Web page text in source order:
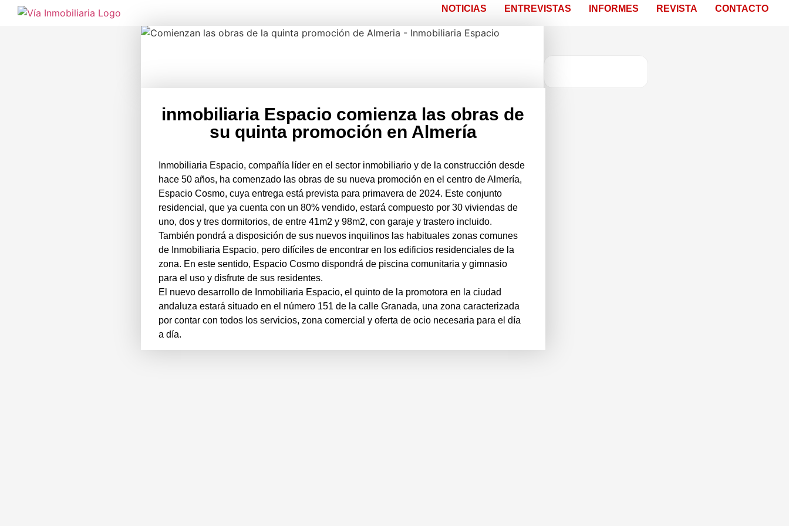
NOTICIAS ENTREVISTAS INFORMES REVISTA CONTACTO
inmobiliaria Espacio comienza las obras de
su quinta promoción en Almería
Inmobiliaria Espacio, compañía líder en el sector inmobiliario y de la construcción desde
hace 50 años, ha comenzado las obras de su nueva promoción en el centro de Almería,
Espacio Cosmo, cuya entrega está prevista para primavera de 2024. Este conjunto
residencial, que ya cuenta con un 80% vendido, estará compuesto por 30 viviendas de
uno, dos y tres dormitorios, de entre 41m2 y 98m2, con garaje y trastero incluido.
También pondrá a disposición de sus nuevos inquilinos las habituales zonas comunes
de Inmobiliaria Espacio, pero difíciles de encontrar en los edificios residenciales de la
zona. En este sentido, Espacio Cosmo dispondrá de piscina comunitaria y gimnasio
para el uso y disfrute de sus residentes.
El nuevo desarrollo de Inmobiliaria Espacio, el quinto de la promotora en la ciudad
andaluza estará situado en el número 151 de la calle Granada, una zona caracterizada
por contar con todos los servicios, zona comercial y oferta de ocio necesaria para el día
a día.